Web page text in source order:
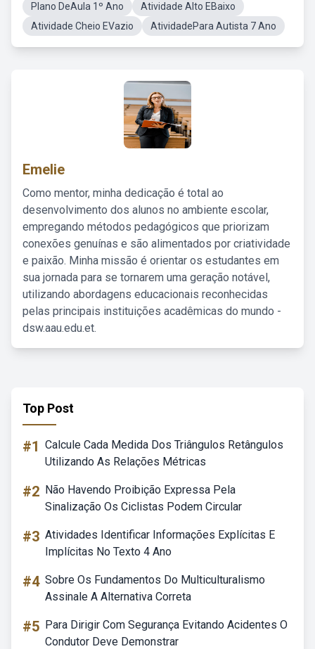
Plano DeAula 1º Ano
Atividade Alto EBaixo
Atividade Cheio EVazio
AtividadePara Autista 7 Ano
Emelie
Como mentor, minha dedicação é total ao
desenvolvimento dos alunos no ambiente escolar,
empregando métodos pedagógicos que priorizam
conexões genuínas e são alimentados por criatividade
e paixão. Minha missão é orientar os estudantes em
sua jornada para se tornarem uma geração notável,
utilizando abordagens educacionais reconhecidas
pelas principais instituições acadêmicas do mundo -
dsw.aau.edu.et.
Top Post
#1 Calcule Cada Medida Dos Triângulos Retângulos
Utilizando As Relações Métricas
#2 Não Havendo Proibição Expressa Pela
Sinalização Os Ciclistas Podem Circular
#3 Atividades Identificar Informações Explícitas E
Implícitas No Texto 4 Ano
#4 Sobre Os Fundamentos Do Multiculturalismo
Assinale A Alternativa Correta
#5 Para Dirigir Com Segurança Evitando Acidentes O
Condutor Deve Demonstrar